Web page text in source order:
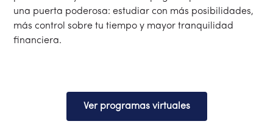
una puerta poderosa: estudiar con más posibilidades,
más control sobre tu tiempo y mayor tranquilidad
financiera.
Ver programas virtuales